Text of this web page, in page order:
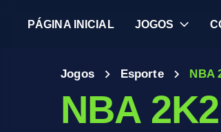
PÁGINA INICIAL JOGOS
Jogos Esporte NBA
NBA